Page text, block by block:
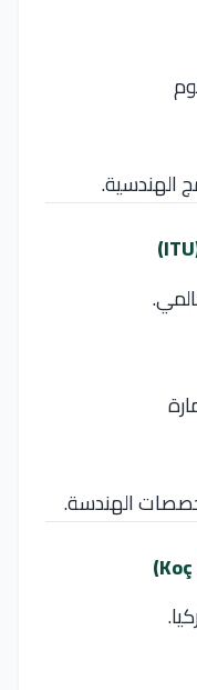
الهندسية.
الهندسة.